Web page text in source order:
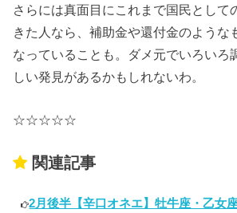
さらには真面目にこれまで国民として
きた人なら、補助金や還付金のような
なっていることも。ダメ元でいろいろ
しい発見があるかもしれないわ。
☆☆☆☆☆
関連記事
2月後半【辛口オネエ】牡牛座・乙女